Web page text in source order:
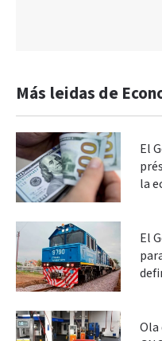
Más leidas de
El
la
El
Ola